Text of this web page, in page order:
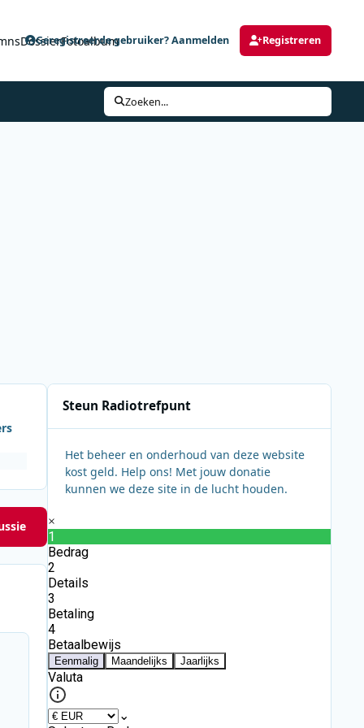
DossierFotoalbum
Geregistreerde gebruiker? Aanmelden Registreren
Zoeken...
Steun Radiotrefpunt
Het beheer en onderhoud van deze website
kost geld. Help ons! Met jouw donatie
kunnen we deze site in de lucht houden.